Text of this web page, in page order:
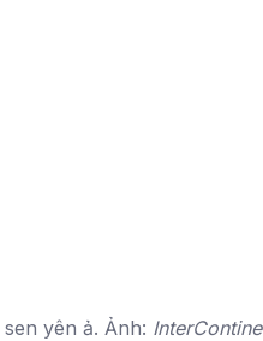
yên ả. Ảnh: